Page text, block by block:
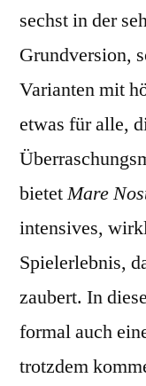
sechst in der
Grundversion,
Varianten mit
etwas für alle,
bietetMare
intensives,
Spielerlebnis,
zaubert. In
formal auch
trotzdem